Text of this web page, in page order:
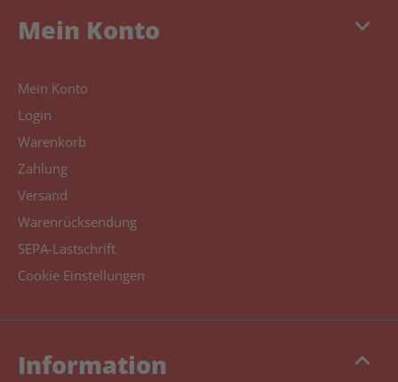
keyboard_arrow_down
Mein Konto
Mein Konto
Login
Warenkorb
Zahlung
Versand
Warenrücksendung
SEPA-Lastschrift
Cookie Einstellungen
keyboard_arrow_up
Information